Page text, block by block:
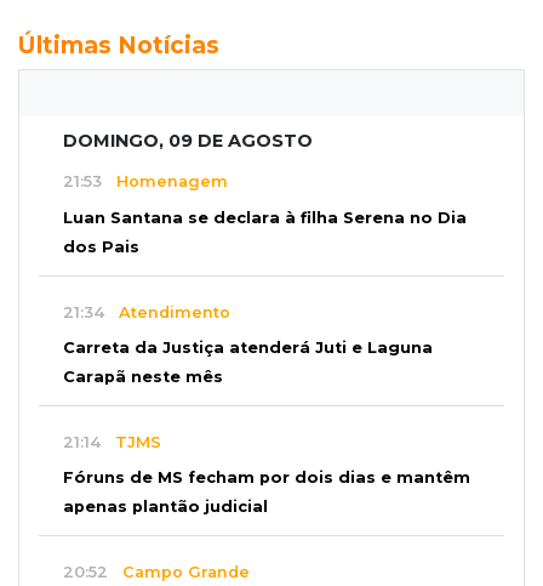
Últimas Notícias
DOMINGO, 09 DE AGOSTO
21:53 Homenagem
Luan Santana se declara à filha Serena no Dia
dos Pais
21:34 Atendimento
Carreta da Justiça atenderá Juti e Laguna
Carapã neste mês
21:14 TJMS
Fóruns de MS fecham por dois dias e mantêm
apenas plantão judicial
20:52 Campo Grande